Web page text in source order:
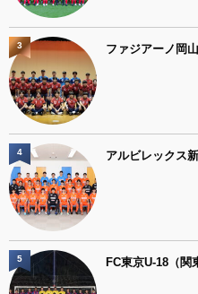
ファジアーノ岡
3
アルビレックス
4
FC東京U-18（関
5